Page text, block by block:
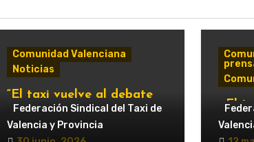
Comunidad Valenciana
Noticias
“El taxi vuelve al debate
municipal: Compromís pide
al Ayuntamiento de
València que respalde al
Federación Sindical del Taxi de
Valencia y Provincia
«El
los